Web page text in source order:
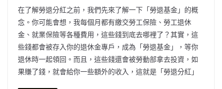
在了解勞退分紅之前，我們先來了解一下「勞退基金」的概
念。你可能會想，我每個月都有繳交勞工保險、勞工退休
金、就業保險等各種費用，這些錢到底去哪裡了？其實，這
些錢都會被存入你的退休金專戶，成為「勞退基金」，等你
退休時一起領回。而且，這些錢還會被勞動部拿去投資，如
果賺了錢，就會給你一些額外的收入，這就是「勞退分紅」